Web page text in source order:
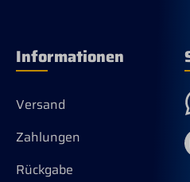
Informationen
Versand
Zahlungen
Rückgabe